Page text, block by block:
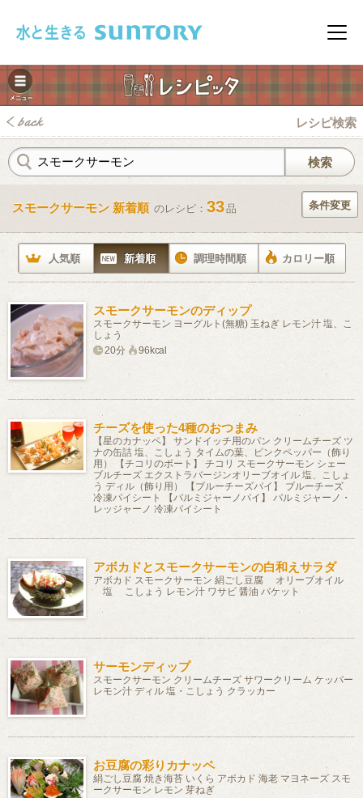
メニ
レシピ検索
スモークサーモン 新着順 のレシピ： 33品 条件変更
人気順 新着順 調理時間順 カロリー順
スモークサーモンのディップ
スモークサーモン ヨーグルト(無糖) 玉ねぎ レモン汁 塩、こ
しょう
20分
96kcal
チーズを使った4種のおつまみ
【星のカナッペ】 サンドイッチ用のパン クリームチーズ ツ
ナの缶詰 塩、こしょう タイムの葉、ピンクペッパー（飾り
用） 【チコリのボート】 チコリ スモークサーモン シェー
ブルチーズ エクストラバージンオリーブオイル 塩、こしょ
う ディル（飾り用） 【ブルーチーズパイ】 ブルーチーズ
冷凍パイシート 【パルミジャーノパイ】 パルミジャーノ・
レッジャーノ 冷凍パイシート
アボカドとスモークサーモンの白和えサラダ
アボカド スモークサーモン 絹ごし豆腐 オリーブオイル
塩 こしょう レモン汁 ワサビ 醤油 バケット
サーモンディップ
スモークサーモン クリームチーズ サワークリーム ケッパー
レモン汁 ディル 塩・こしょう クラッカー
お豆腐の彩りカナッペ
絹ごし豆腐 焼き海苔 いくら アボカド 海老 マヨネーズ スモ
ークサーモン レモン 芽ねぎ